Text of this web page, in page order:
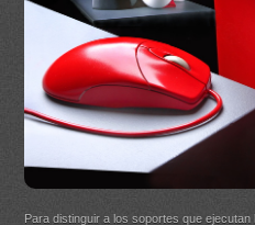
Para distinguir a los soportes que